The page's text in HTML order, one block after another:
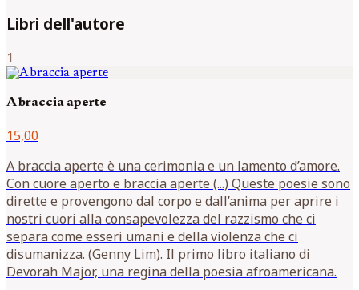
Libri dell'autore
1
A braccia aperte
15,00
A braccia aperte è una cerimonia e un lamento d’amore.
Con cuore aperto e braccia aperte (...) Queste poesie sono
dirette e provengono dal corpo e dall’anima per aprire i
nostri cuori alla consapevolezza del razzismo che ci
separa come esseri umani e della violenza che ci
disumanizza. (Genny Lim). Il primo libro italiano di
Devorah Major, una regina della poesia afroamericana.